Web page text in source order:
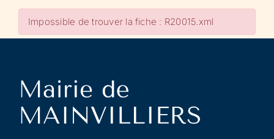
Impossible de trouver la fiche : R20015.xml